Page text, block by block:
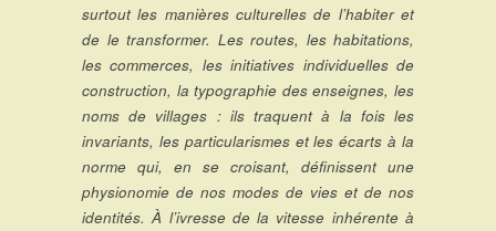
surtout les manières culturelles de l’habiter et
de le transformer. Les routes, les habitations,
les commerces, les initiatives individuelles de
construction, la typographie des enseignes, les
noms de villages : ils traquent à la fois les
invariants, les particularismes et les écarts à la
norme qui, en se croisant, définissent une
physionomie de nos modes de vies et de nos
identités. À l’ivresse de la vitesse inhérente à